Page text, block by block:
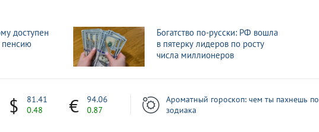
доступен
пенсию
Богатство по-русски: РФ вошла
в пятерку лидеров по росту
числа миллионеров
81.41
0.48
94.06
0.87
Ароматный гороскоп: чем ты пахнешь
зодиака